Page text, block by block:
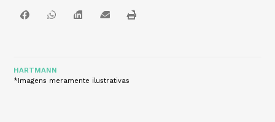
HARTMANN
*Imagens meramente ilustrativas